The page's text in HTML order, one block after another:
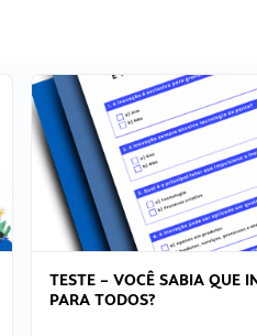
TESTE – VOCÊ SABIA QUE
PARA TODOS?